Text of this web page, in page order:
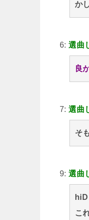
か
6:選曲
良
7:選曲
そ
9:選曲
こ